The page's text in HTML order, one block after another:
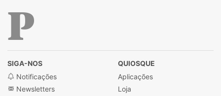
SIGA-NOS
Notificações
Newsletters
QUIOSQUE
Aplicações
Loja